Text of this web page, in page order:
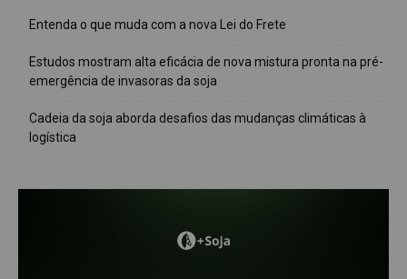
Entenda o que muda com a nova Lei do Frete
Estudos mostram alta eficácia de nova mistura pronta na pré-
emergência de invasoras da soja
Cadeia da soja aborda desafios das mudanças climáticas à
logística